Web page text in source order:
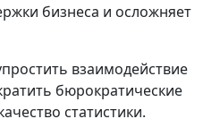
бизнеса и осложняет
взаимодействие
бюрократические
статистики.